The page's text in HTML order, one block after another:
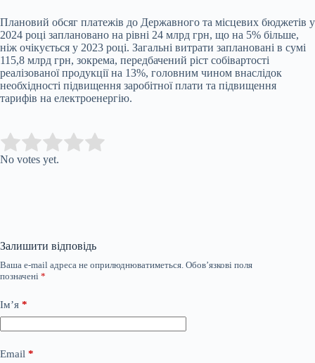
Плановий обсяг платежів до Державного та місцевих бюджетів у
2024 році заплановано на рівні 24 млрд грн, що на 5% більше,
ніж очікується у 2023 році. Загальні витрати заплановані в сумі
115,8 млрд грн, зокрема, передбачений ріст собівартості
реалізованої продукції на 13%, головним чином внаслідок
необхідності підвищення заробітної плати та підвищення
тарифів на електроенергію.
Rate this item:
No votes yet.
Залишити відповідь
Ваша e-mail адреса не оприлюднюватиметься. Обов’язкові поля
позначені *
Ім’я *
Email *